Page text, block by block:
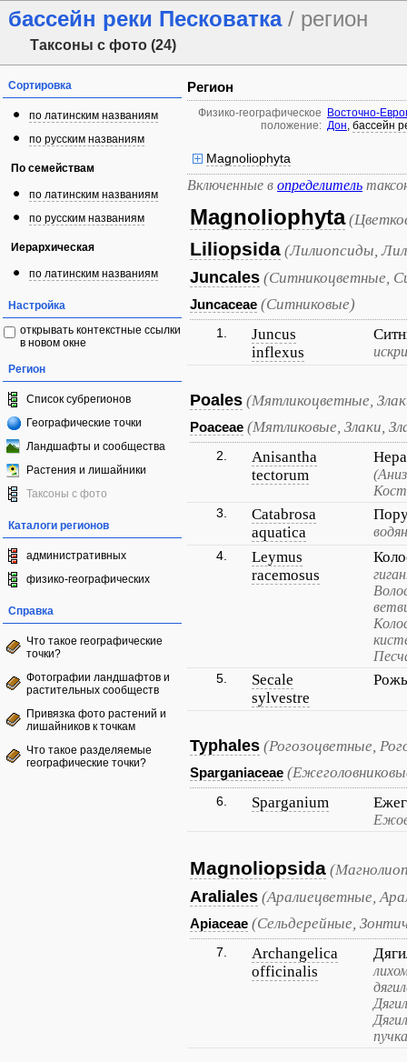
бассейн реки Песковатка/ регион
Таксоны с фото (24)
Сортировка
по латинским названиям
по русским названиям
По семействам
по латинским названиям
по русским названиям
Иерархическая
по латинским названиям
Настройка
открывать контекстные ссылки
в новом окне
Регион
Список субрегионов
Географические точки
Ландшафты и сообщества
Растения и лишайники
Таксоны с фото
Каталоги регионов
административных
физико-географических
Справка
Что такое географические
точки?
Фотографии ландшафтов и
растительных сообществ
Привязка фото растений и
лишайников к точкам
Что такое разделяемые
географические точки?
Регион
Физико-географическое
положение:
Восточно-
Дон, бассейн
Magnoliophyta
Включенные в определитель
Magnoliophyta
Liliopsida (Лилиопсиды,
Juncales (Ситникоцветные,
Juncaceae (Ситниковые)
1.
Juncus
inflexus
Poales (Мятликоцветные,
Poaceae (Мятликовые, Злаки,
2.
Anisantha
tectorum
3.
Catabrosa
aquatica
4.
Leymus
racemosus
5.
Secale
sylvestre
Typhales (Рогозоцветные,
Sparganiaceae
6. Sparganium
Magnoliopsida
Araliales (Аралиецветные,
Apiaceae (Сельдерейные,
7.
Archangelica
officinalis